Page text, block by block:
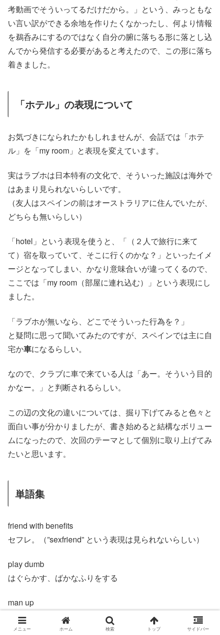
考動画でそういってるだけだから。」という、みっともな
い言い訳ができる余地を作りたくなかったし、何より情報
を鵜呑みにするのではなく自分の腑に落ちる形に落とし込
んでから発信する必要があると考えたので、この形に落ち
着きました。
「ホテル」の表現について
お気づきになられたかもしれませんが、会話では「ホテ
ル」を「my room」と表現を変えています。
実はラブホは日本特有の文化で、そういった施設は海外で
はあまり見られないらしいです。
（友人はスペインの前はオーストラリアに住んでいたが、
どちらも無いらしい）
「hotel」という表現を使うと、「（２人で旅行に来て
て）宿を取っていて、そこに行くのかな？」といったイメ
ージとなってしまい、かなり意味合いが違ってくるので、
ここでは「my room（部屋に連れ込む）」という表現にし
ました。
「ラブホが無いなら、どこでそういった行為を？」
と疑問に思って聞いてみたのですが、スペインでは主に自
宅か車になるらしい。
なので、クラブに車で来ている人は「あー。そういう目的
かなー。」と判断されるらしい。
この辺の文化の違いについては、掘り下げてみると色々と
面白い事が分かりましたが、書き始めると結構なボリュー
ムになったので、次回のテーマとして個別に取り上げてみ
たいと思います。
単語集
friend with benefits
セフレ。（”sexfriend” という表現は見られないらしい）
play dumb
はぐらかす、ばかなふりをする
man up
男らしいところを見せる
メニュー ホーム 検索 トップ サイドバー